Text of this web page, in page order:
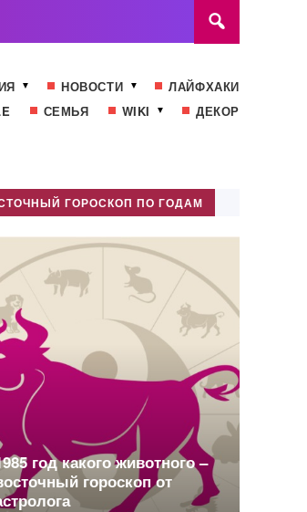
НОВОСТИ
ЛАЙФХАКИ
СЕМЬЯ WIKI ДЕКОР
ГОРОСКОП ПО ГОДАМ
год какого животного –
гороскоп от